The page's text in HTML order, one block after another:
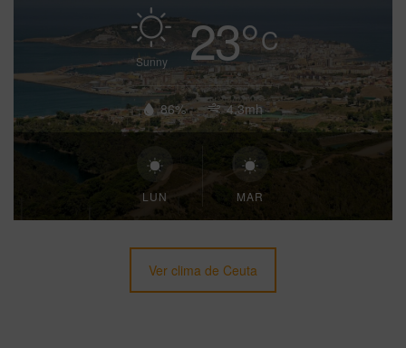
Sunny 23°C
86% 4.3mh
LUN MAR
Ver clima de Ceuta